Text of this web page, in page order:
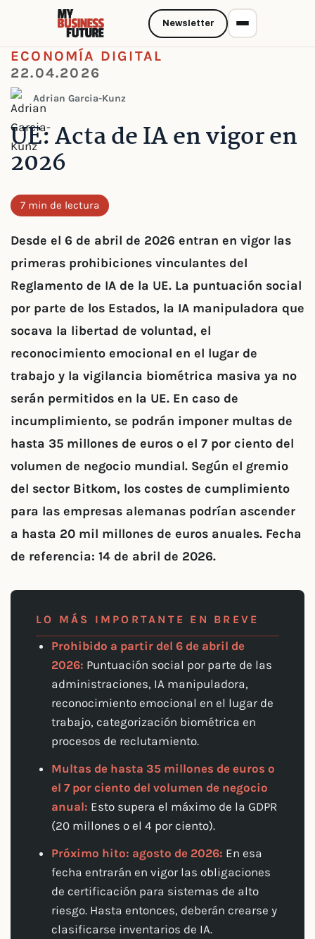
ECONOMÍA DIGITAL
22.04.2026
Adrian Garcia-Kunz
UE: Acta de IA en vigor en
2026
7 min de lectura
Desde el 6 de abril de 2026 entran en vigor las
primeras prohibiciones vinculantes del
Reglamento de IA de la UE. La puntuación social
por parte de los Estados, la IA manipuladora que
socava la libertad de voluntad, el
reconocimiento emocional en el lugar de
trabajo y la vigilancia biométrica masiva ya no
serán permitidos en la UE. En caso de
incumplimiento, se podrán imponer multas de
hasta 35 millones de euros o el 7 por ciento del
volumen de negocio mundial. Según el gremio
del sector Bitkom, los costes de cumplimiento
para las empresas alemanas podrían ascender
a hasta 20 mil millones de euros anuales. Fecha
de referencia: 14 de abril de 2026.
LO MÁS IMPORTANTE EN BREVE
Prohibido a partir del 6 de abril de
2026: Puntuación social por parte de las
administraciones, IA manipuladora,
reconocimiento emocional en el lugar de
trabajo, categorización biométrica en
procesos de reclutamiento.
Multas de hasta 35 millones de euros o
el 7 por ciento del volumen de negocio
anual: Esto supera el máximo de la GDPR
(20 millones o el 4 por ciento).
Próximo hito: agosto de 2026: En esa
fecha entrarán en vigor las obligaciones
de certificación para sistemas de alto
riesgo. Hasta entonces, deberán crearse y
clasificarse inventarios de IA.
Newsletter